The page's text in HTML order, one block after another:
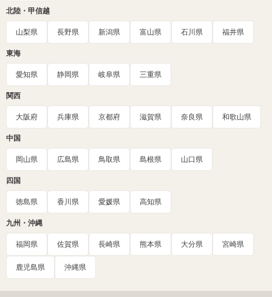
北陸・甲信越
山梨県 長野県 新潟県 富山県 石川県 福井県
東海
愛知県 静岡県 岐阜県 三重県
関西
大阪府 兵庫県 京都府 滋賀県 奈良県 和歌山県
中国
岡山県 広島県 鳥取県 島根県 山口県
四国
徳島県 香川県 愛媛県 高知県
九州・沖縄
福岡県 佐賀県 長崎県 熊本県 大分県 宮崎県
鹿児島県 沖縄県